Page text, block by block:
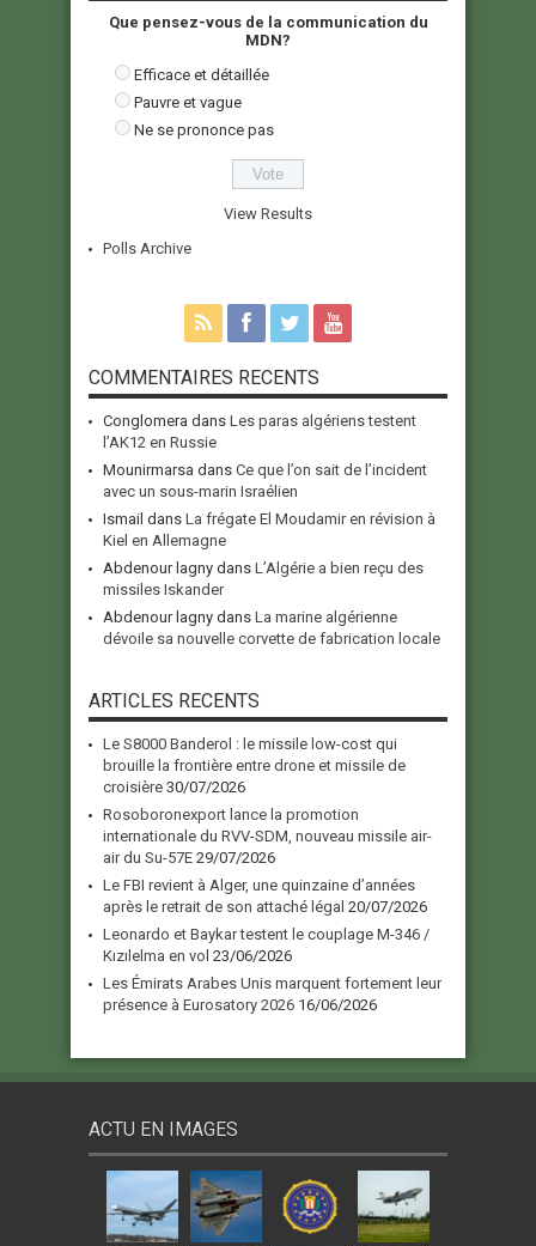
Que pensez-vous de la communication du
MDN?
Efficace et détaillée
Pauvre et vague
Ne se prononce pas
View Results
Polls Archive
COMMENTAIRES RECENTS
Conglomera dans Les paras algériens testent
l’AK12 en Russie
Mounirmarsa dans Ce que l’on sait de l’incident
avec un sous-marin Israélien
Ismail dans La frégate El Moudamir en révision à
Kiel en Allemagne
Abdenour lagny dans L’Algérie a bien reçu des
missiles Iskander
Abdenour lagny dans La marine algérienne
dévoile sa nouvelle corvette de fabrication locale
ARTICLES RECENTS
Le S8000 Banderol : le missile low-cost qui
brouille la frontière entre drone et missile de
croisière 30/07/2026
Rosoboronexport lance la promotion
internationale du RVV-SDM, nouveau missile air-
air du Su-57E 29/07/2026
Le FBI revient à Alger, une quinzaine d’années
après le retrait de son attaché légal 20/07/2026
Leonardo et Baykar testent le couplage M-346 /
Kızılelma en vol 23/06/2026
Les Émirats Arabes Unis marquent fortement leur
présence à Eurosatory 2026 16/06/2026
ACTU EN IMAGES